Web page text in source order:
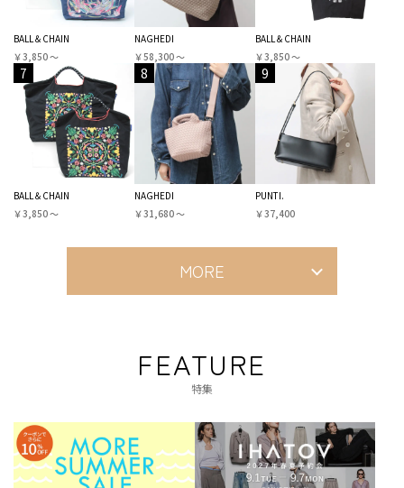
BALL＆CHAIN
￥3,850 〜
NAGHEDI
￥58,300 〜
BALL＆CHAIN
￥3,850 〜
7
BALL＆CHAIN
￥3,850 〜
8
NAGHEDI
￥31,680 〜
9
PUNTI.
￥37,400
MORE
FEATURE
特集